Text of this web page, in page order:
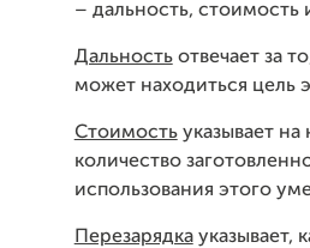
– дальность, стоимость
Дальностьотвечает за
может находиться цель
Стоимостьуказывает
количество
использования этого
Перезарядкауказывает,